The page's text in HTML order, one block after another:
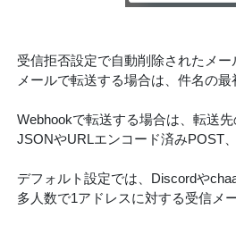
受信拒否設定で自動削除されたメー
メールで転送する場合は、件名の
Webhookで転送する場合は、転送
JSONやURLエンコード済みPOST
デフォルト設定では、Discordや
多人数で1アドレスに対する受信メ